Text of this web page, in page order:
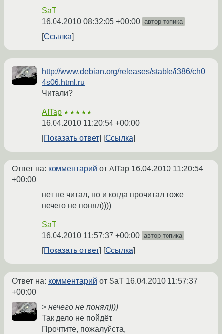
SaT
16.04.2010 08:32:05 +00:00 автор топика
Ссылка
http://www.debian.org/releases/stable/i386/ch0
4s06.html.ru
Читали?
AITap ★★★★★
16.04.2010 11:20:54 +00:00
Показать ответ
Ссылка
Ответ на: комментарий от AITap 16.04.2010 11:20:54
+00:00
нет не читал, но и когда прочитал тоже
нечего не понял))))
SaT
16.04.2010 11:57:37 +00:00 автор топика
Показать ответ Ссылка
Ответ на: комментарий от SaT 16.04.2010 11:57:37
+00:00
> нечего не понял))))
Так дело не пойдёт.
Прочтите, пожалуйста,